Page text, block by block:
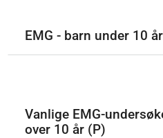
EMG - barn under 10 år
Vanlige EMG-
over 10 år (P)